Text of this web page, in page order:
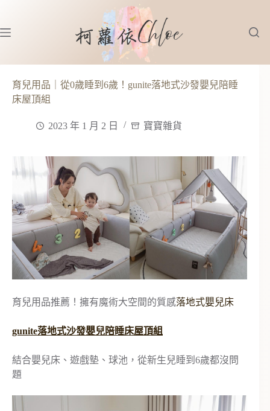
主
內
育兒用品｜從0歲睡到6歲！gunite落地式沙發嬰兒陪睡
床屋頂組
2023 年 1 月 2 日 寶寶雜貨
育兒用品推薦！擁有魔術大空間的質感落地式嬰兒床
gunite落地式沙發嬰兒陪睡床屋頂組
結合嬰兒床、遊戲墊、球池，從新生兒睡到6歲都沒問
題